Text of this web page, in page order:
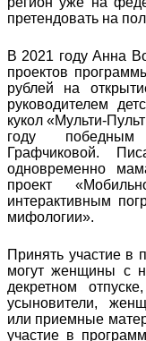
претендовать на
В 2021 году Анна
проектов
рублей на
руководителем
кукол «Мульти-
году
Графчиковой.
одновременно
проект
интерактивным
мифологии».
Принять участие в
могут женщины с
декретном
усыновители,
или приемные
участие в